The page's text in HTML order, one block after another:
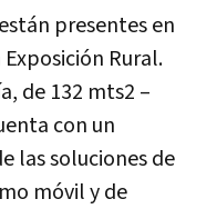
presentes en
Rural.
de 132 mts2 –
con un
las soluciones de
móvil y de